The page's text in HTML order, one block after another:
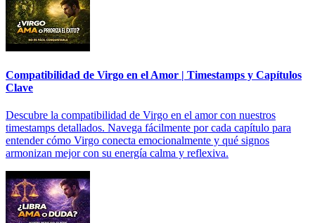
Compatibilidad de Virgo en el Amor | Timestamps y Capítulos
Clave
Descubre la compatibilidad de Virgo en el amor con nuestros
timestamps detallados. Navega fácilmente por cada capítulo para
entender cómo Virgo conecta emocionalmente y qué signos
armonizan mejor con su energía calma y reflexiva.